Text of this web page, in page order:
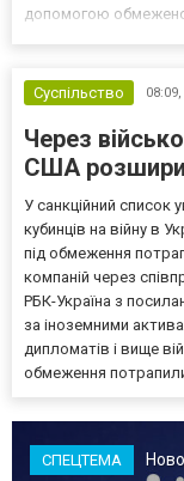
допомогою
Суспільство
08:09,
Через
США
У санкційний список
кубинців на війну в
під обмеження
компаній через
РБК-Україна з
за іноземними
дипломатів і вище
обмеження
СПЕЦТЕМА